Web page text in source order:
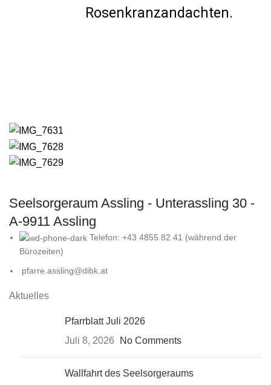
Rosenkranzandachten.
Seelsorgeraum Assling - Unterassling 30 -
A-9911 Assling
Telefon: +43 4855 82 41 (während der
Bürozeiten)
pfarre.assling@dibk.at
Aktuelles
Pfarrblatt Juli 2026
Juli 8, 2026
No Comments
Wallfahrt des Seelsorgeraums